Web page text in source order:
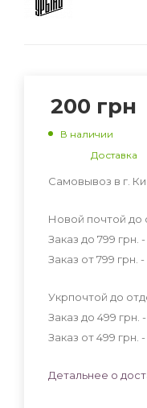
200 грн
В наличии
Доставка
Самовывоз в г.
Новой почтой до
Заказ до 799 грн. -
Заказ от 799 грн. -
Укрпочтой до
Заказ до 499 грн.
Заказ от 499 грн. -
Детальнее о